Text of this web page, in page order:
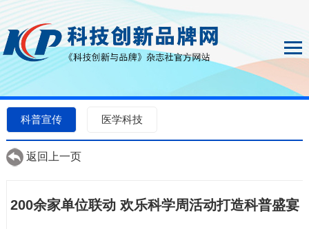
科普宣传 医学科技
返回上一页
200余家单位联动 欢乐科学周活动打造科普盛宴